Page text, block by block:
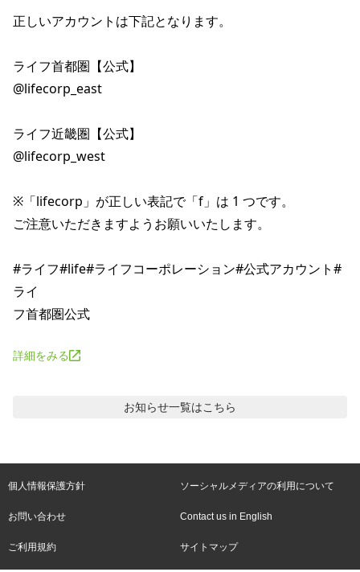
正しいアカウントは下記となります。
ライフ首都圏【公式】
@lifecorp_east
ライフ近畿圏【公式】
@lifecorp_west
※「lifecorp」が正しい表記で「f」は 1 つです。
ご注意いただきますようお願いいたします。
#ライフ#life#ライフコーポレーション#公式アカウント#
ライ
フ首都圏公式
詳細をみる
お知らせ一覧はこちら
個人情報保護方針 ソーシャルメディアの利用について
お問い合わせ Contact us in English
ご利用規約 サイトマップ